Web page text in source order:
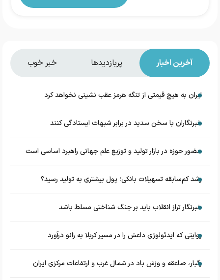
آخرین اخبار پربازدیدها خبر خوب
ایران به هیچ قیمتی از تنگه هرمز عقب نشینی نخواهد کرد
خبرنگاران با سخن سدید در برابر شبهات ایستادگی کنند
حضور حوزه در بازار تولید و توزیع علم جهانی راهبرد اساسی است
رشد کم‌سابقه تسهیلات بانکی؛ پول بیشتری به تولید رسید؟
خبرنگار تراز انقلاب باید بر جنگ شناختی مسلط باشد
روایتی که ایدئولوژی داعش را در مسیر کربلا به زانو درآورد
رگبار، صاعقه و وزش باد در شمال غرب و ارتفاعات مرکزی ایران